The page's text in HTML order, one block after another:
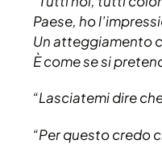
Paese, ho
Un atteggiamento
È come se si
“Lasciatemi dire
“Per questo credo